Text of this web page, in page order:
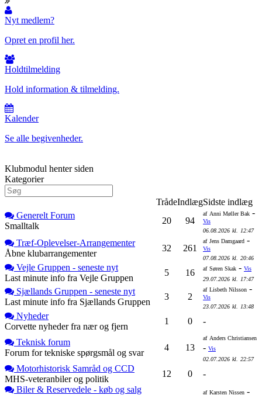
Nyt medlem?
Opret en profil her.
Holdtilmelding
Hold information & tilmelding.
Kalender
Se alle begivenheder.
Klubmodul henter siden
Kategorier
TrådeIndlægSidste indlæg
Generelt Forum
Smalltalk
20 94
af Anni Møller Bak -
Vis
06.08.2026 kl. 12:47
Træf-Oplevelser-Arrangementer
Åbne klubarrangementer
32 261
af Jens Damgaard -
Vis
07.08.2026 kl. 20:46
Vejle Gruppen - seneste nyt
Last minute info fra Vejle Gruppen
5 16 af Søren Skak - Vis
29.07.2026 kl. 17:47
Sjællands Gruppen - seneste nyt
Last minute info fra Sjællands Gruppen
3 2
af Lisbeth Nilsson -
Vis
23.07.2026 kl. 13:48
Nyheder
Corvette nyheder fra nær og fjern
1 0 -
Teknisk forum
Forum for tekniske spørgsmål og svar
4 13
af Anders Christiansen
- Vis
02.07.2026 kl. 22:57
Motorhistorisk Samråd og CCD
MHS-veteranbiler og politik
12 0
-
Biler & Reservedele - køb og salg
af Karsten Nissen -